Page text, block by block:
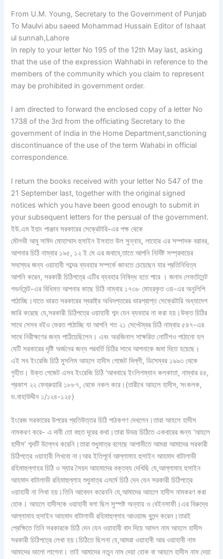
From U.M. Young, Secretary to the Government of Punjab
To Maulvi abu saeed Mohammad Hussain Editor of Ishaat
ul sunnah,Lahore
In reply to your letter No 195 of the 12th May last, asking
that the use of the expression Wahhabi in reference to the
members of the community which you claim to represent
may be prohibited in government order.
I am directed to forward the enclosed copy of a letter No
1738 of the 3rd from the officiating Secretary to the
government of India in the Home Department,sanctioning
discontinuance of the use of the term Wahabi in official
correspondence.
I return the books received with your letter No 547 of the
21 September last, together with the original signed
notices which you have been good enough to submit in
your subsequent letters for the persual of the government.
ইউ.এম ইয়াং পাঞ্জাব সরকারের সেক্রেটারি-এর পক্ষ থেকে
মৌলভী আবু সাঈদ মোহাম্মাদ হুসাইন ইসহাত উল সুন্নাহ, লাহোর এর সম্পাদক বরাবর,
আপনার চিঠি নাম্বার ১৯৫, ১২ ই মে এর জবাবে,তাতে আপনি নির্দিষ্ট সম্প্রদায়ের
সদস্যের জন্য ওয়াহাবী শব্দের ব্যবহার সম্পর্কে জানতে চেয়েছেন যার প্রতিনিধিত্ব
আপনি করেন, সরকারী চিঠিপত্রে এটির ব্যবহার নিষিদ্ধ হতে পারে । জনাব লেফটেনেন্ট
গভর্নমেন্ট-এর বিধিমত আপনার কাছে চিঠি নাম্বার ১৭৩৮ মোহরকৃত ৩য়-এর অনুলিপি
পাঠাচ্ছি।যাতে ভারত সরকারের স্বরাষ্ট্র অধিদপ্তরের ভারপ্রাপ্ত সেক্রেটারি অধ্যাদেশ
জারি করেছে যে,সরকারী চিঠিপত্রে ওয়াহাবী শব্দ যেন ব্যবহার না করা হয়।উক্ত চিঠির
সাথে সেসব বইও ফেরত পাঠাচ্ছি যা আপনি গত ২১ সেপ্টেম্বর চিঠি নাম্বার ৫৪৭-এর
সাথে নিরীক্ষণের জন্য পাঠিয়েছিলেন। এবং অরজিনাল সাক্ষরিত নোটিশও পাঠানো হল
যেটি সরকারের দৃষ্টি অর্জনের জন্য পরবর্তি চিঠির সাথে আপনাকে জমা দিতে হয়েছে।
এই সব ইংরেজি চিঠি মুসলিম আহলে হাদীস গেজেট দিল্লী, ডিসেম্বর ১৯৯৩ থেকে
গৃহীত। উক্ত গেজেট এসব ইংরেজি চিঠি ‘আখবারে ইংলিশম্যান কলকাতা, নাম্বার ৪৪,
প্রকাশ ২২ ফেব্রুয়ারি ১৮৮৭, থেকে নকল করে।(তারীখে আহলে হাদীস, সংকলক,
ড.বাহাউদ্দীন ১/১২৪-১২৫)
ইংরেজ সরকারের উপরের প্রতিউত্তর চিঠি পাঠকগণ দেখলেন।তারা আহলে হাদীস
নামকরণ করে- এ দাবী তো বহুত দূরের কথা।তারা উভয় চিঠিতে একবারের জন্য ‘আহলে
হাদীস’ শব্দটি উল্লেখ করেনি।তারা শুধুমাত্র বলেছে আগামীতে আমরা আমাদের সরকারী
চিঠিপত্রে ওয়াহাবী লিখবো না।আর ইতিপূর্বে আল্লামাহ হুসাইন আহমাদ বাটালাভী
রহিমাহুল্লাহর চিঠি ও স্যার সৈয়দ আহমাদের বক্তব্য দেখিছি যে,আল্লামাহ হুসাইন
আহমাদ বাটালাভী রহিমাহুল্লাহ শুধুমাত্র এমর্মে চিঠি দেন যেন সরকারী চিঠিপত্রে
ওয়াহাবী না লিখা হয়।তিনি আবেদন করেননি যে,আমাদের আহলে হাদীস নামকরণ করা
হোক। আহলে হাদীসকে ওয়াহাবী বলা ছিল সুস্পষ্ট অন্যায় ও বেইনসাফী।এর বিরুদ্ধে
আল্লামাহ হুসাইন আহমাদ বাটালাভী রহিমাহুল্লাহ আওয়াজ বুলন্দ করেন।তারই
প্রেক্ষিতে তিনি সরকারকে চিঠি দেন যেন ওয়াহাবী বাদ দিয়ে আসল নাম আহলে হাদীস
সরকারী চিঠিপত্রে লেখা হয়।চিঠিতে ছিলনা যে,আমরা ওয়াহাবী আর ওয়াহাবী নাম
আমাদের ভালো লাগেনা। তাই আমাদের নতুন নাম দেয়া হোক বা আহলে হাদীস নাম দেয়া